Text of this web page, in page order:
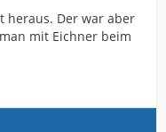
heraus. Der war aber
mit Eichner beim